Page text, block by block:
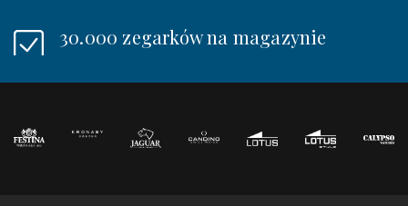
30.000 zegarków na magazynie